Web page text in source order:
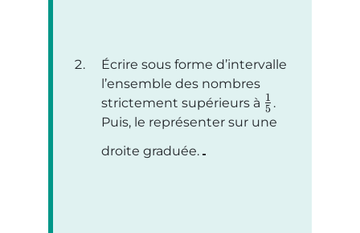
Écrire sous forme d’intervalle
l’ensemble des nombres
strictement supérieurs à 5
1 .
Puis, le représenter sur une
droite graduée.